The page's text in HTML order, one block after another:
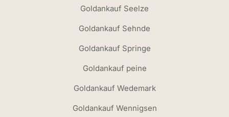
Goldankauf Seelze
Goldankauf Sehnde
Goldankauf Springe
Goldankauf peine
Goldankauf Wedemark
Goldankauf Wennigsen